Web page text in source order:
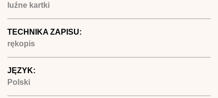
luźne kartki
TECHNIKA ZAPISU:
rękopis
JĘZYK:
Polski